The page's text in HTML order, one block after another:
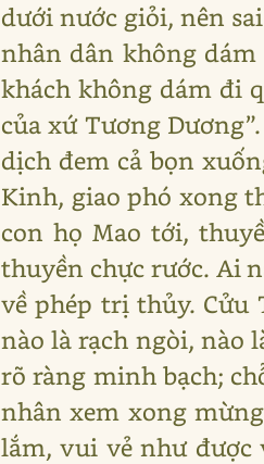
dưới nước giỏi, nên
nhân dân không
khách không dám đi
của xứ Tương
dịch đem cả bọn
Kinh, giao phó xong
con họ Mao tới,
thuyền chực rước. Ai
về phép trị thủy. Cửu
nào là rạch ngòi, nào
rõ ràng minh bạch;
nhân xem xong
lắm, vui vẻ như được